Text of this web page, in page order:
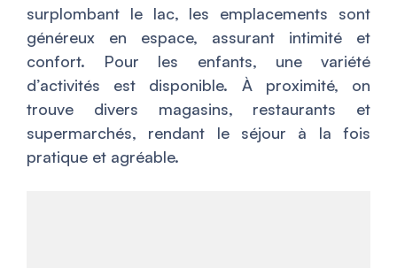
surplombant le lac, les emplacements sont
généreux en espace, assurant intimité et
confort. Pour les enfants, une variété
d’activités est disponible. À proximité, on
trouve divers magasins, restaurants et
supermarchés, rendant le séjour à la fois
pratique et agréable.